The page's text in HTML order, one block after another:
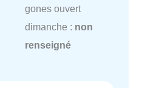
gones ouvert
dimanche : non
renseigné